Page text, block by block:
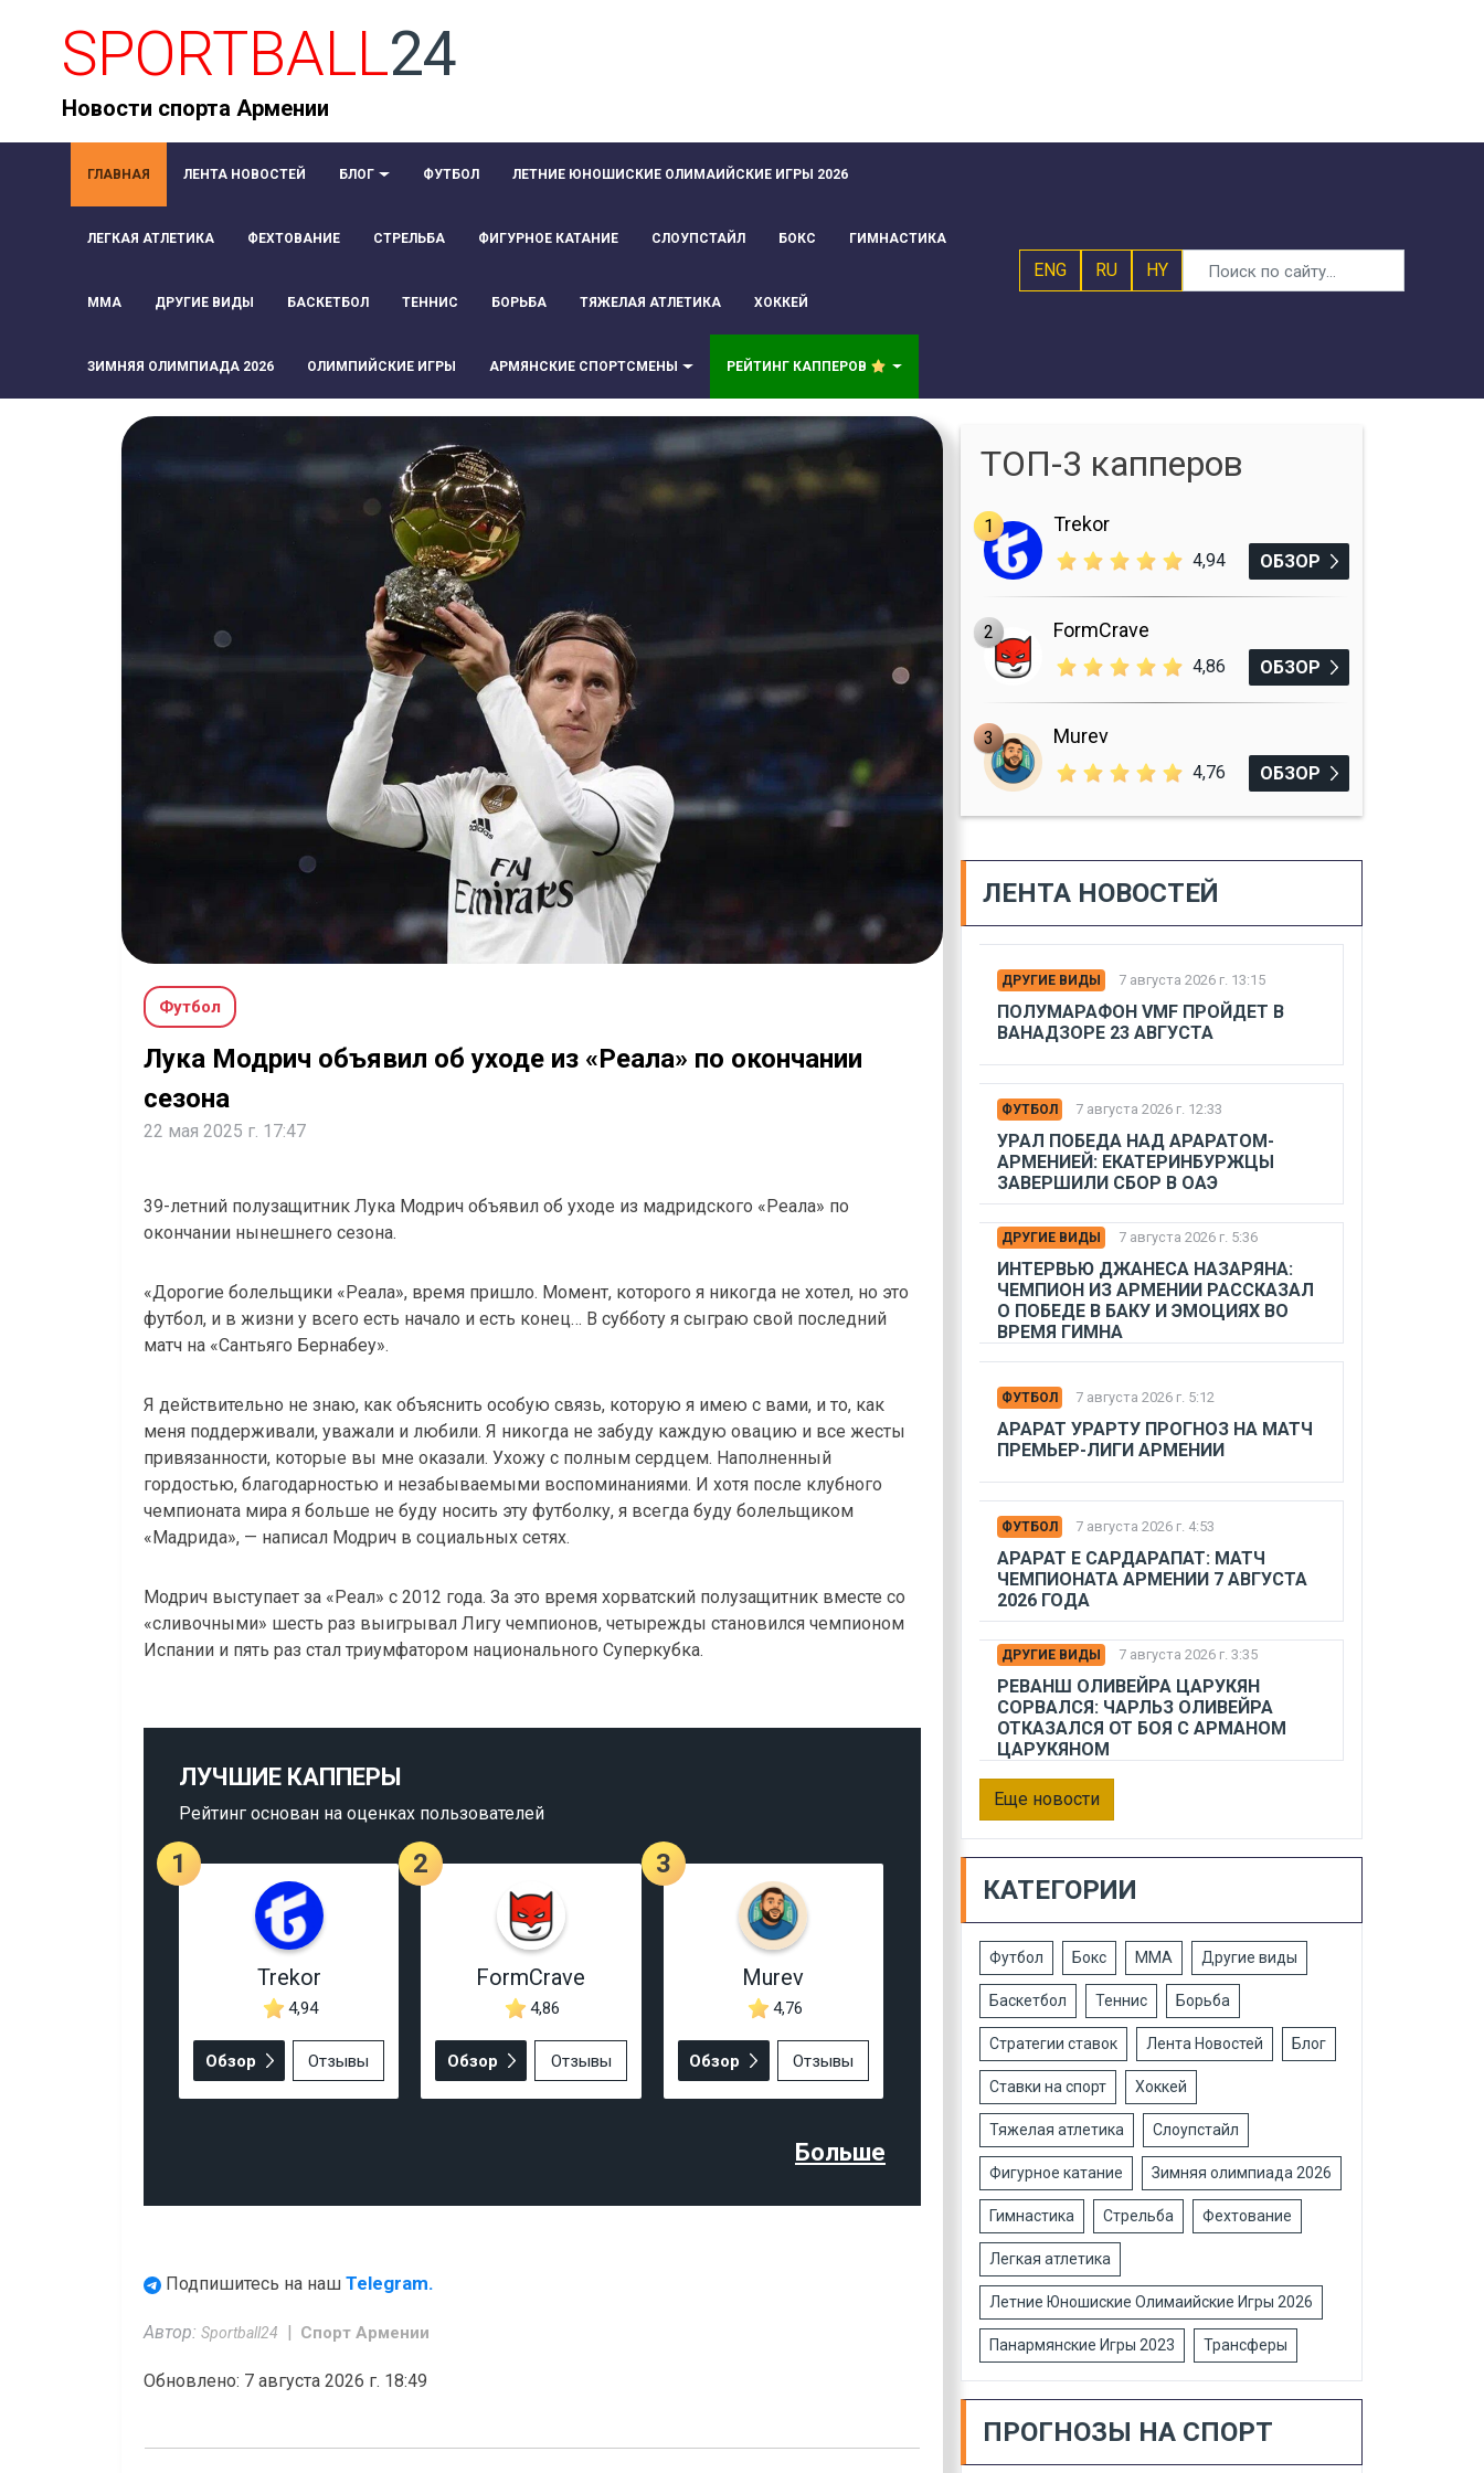
SPORTBALL24
Новости спорта Армении
ГЛАВНАЯ ЛЕНТА НОВОСТЕЙ БЛОГ ФУТБОЛ ЛЕТНИЕ ЮНОШИСКИЕ ОЛИМАИЙСКИЕ ИГРЫ 2026
ЛЕГКАЯ АТЛЕТИКА ФЕХТОВАНИЕ СТРЕЛЬБА ФИГУРНОЕ КАТАНИЕ СЛОУПСТАЙЛ БОКС ГИМНАСТИКА
ММА ДРУГИЕ ВИДЫ БАСКЕТБОЛ ТЕННИС БОРЬБА ТЯЖЕЛАЯ АТЛЕТИКА ХОККЕЙ
ЗИМНЯЯ ОЛИМПИАДА 2026 ОЛИМПИЙСКИЕ ИГРЫ АРМЯНСКИЕ СПОРТСМЕНЫ РЕЙТИНГ КАППЕРОВ
ENG RU HY
Футбол
Лука Модрич объявил об уходе из «Реала» по окончании
сезона
22 мая 2025 г. 17:47
39-летний полузащитник Лука Модрич объявил об уходе из мадридского «Реала» по
окончании нынешнего сезона.
«Дорогие болельщики «Реала», время пришло. Момент, которого я никогда не хотел, но это
футбол, и в жизни у всего есть начало и есть конец… В субботу я сыграю свой последний
матч на «Сантьяго Бернабеу».
Я действительно не знаю, как объяснить особую связь, которую я имею с вами, и то, как
меня поддерживали, уважали и любили. Я никогда не забуду каждую овацию и все жесты
привязанности, которые вы мне оказали. Ухожу с полным сердцем. Наполненный
гордостью, благодарностью и незабываемыми воспоминаниями. И хотя после клубного
чемпионата мира я больше не буду носить эту футболку, я всегда буду болельщиком
«Мадрида», — написал Модрич в социальных сетях.
Модрич выступает за «Реал» с 2012 года. За это время хорватский полузащитник вместе со
«сливочными» шесть раз выигрывал Лигу чемпионов, четырежды становился чемпионом
Испании и пять раз стал триумфатором национального Суперкубка.
ЛУЧШИЕ КАППЕРЫ
Рейтинг основан на оценках пользователей
1
Trekor
4,94
Обзор Отзывы
2
FormCrave
4,86
Обзор Отзывы
3
Murev
4,76
Обзор Отзывы
Больше
Подпишитесь на наш Telegram.
Автор: Sportball24 Спорт Армении
Обновлено: 7 августа 2026 г. 18:49
ТОП-3 капперов
1 Trekor
4,94 ОБЗОР
2 FormCrave
4,86 ОБЗОР
3 Murev
4,76 ОБЗОР
ЛЕНТА НОВОСТЕЙ
ДРУГИЕ ВИДЫ 7 августа 2026 г. 13:15
ПОЛУМАРАФОН VMF ПРОЙДЕТ В
ВАНАДЗОРЕ 23 АВГУСТА
ФУТБОЛ 7 августа 2026 г. 12:33
УРАЛ ПОБЕДА НАД АРАРАТОМ-
АРМЕНИЕЙ: ЕКАТЕРИНБУРЖЦЫ
ЗАВЕРШИЛИ СБОР В ОАЭ
ДРУГИЕ ВИДЫ 7 августа 2026 г. 5:36
ИНТЕРВЬЮ ДЖАНЕСА НАЗАРЯНА:
ЧЕМПИОН ИЗ АРМЕНИИ РАССКАЗАЛ
О ПОБЕДЕ В БАКУ И ЭМОЦИЯХ ВО
ВРЕМЯ ГИМНА
ФУТБОЛ 7 августа 2026 г. 5:12
АРАРАТ УРАРТУ ПРОГНОЗ НА МАТЧ
ПРЕМЬЕР-ЛИГИ АРМЕНИИ
ФУТБОЛ 7 августа 2026 г. 4:53
АРАРАТ Е САРДАРАПАТ: МАТЧ
ЧЕМПИОНАТА АРМЕНИИ 7 АВГУСТА
2026 ГОДА
ДРУГИЕ ВИДЫ 7 августа 2026 г. 3:35
РЕВАНШ ОЛИВЕЙРА ЦАРУКЯН
СОРВАЛСЯ: ЧАРЛЬЗ ОЛИВЕЙРА
ОТКАЗАЛСЯ ОТ БОЯ С АРМАНОМ
ЦАРУКЯНОМ
Еще новости
КАТЕГОРИИ
Футбол Бокс ММА Другие виды
Баскетбол Теннис Борьба
Стратегии ставок Лента Новостей Блог
Ставки на спорт Хоккей
Тяжелая атлетика Слоупстайл
Фигурное катание Зимняя олимпиада 2026
Гимнастика Стрельба Фехтование
Легкая атлетика
Летние Юношиские Олимаийские Игры 2026
Панармянские Игры 2023 Трансферы
ПРОГНОЗЫ НА СПОРТ